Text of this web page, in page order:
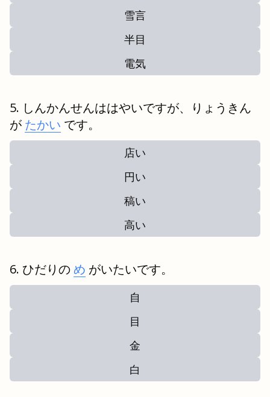
雪言
半目
電気
しんかんせんははやいですが、りょうきん
が たかい です。
店い
円い
稿い
高い
ひだりの め がいたいです。
自
目
金
白